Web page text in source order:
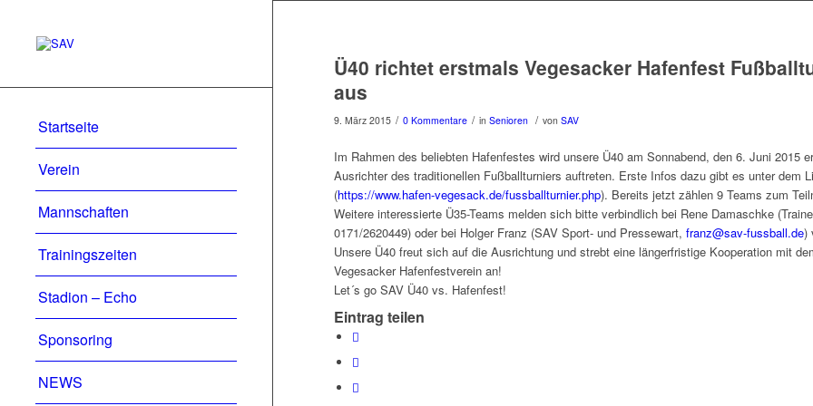
Startseite
Verein
Mannschaften
Trainingszeiten
Stadion – Echo
Sponsoring
NEWS
Ü40 richtet erstmals Vegesacker Hafenfest
aus
9. März 2015 / 0 Kommentare / in Senioren / von SAV
Im Rahmen des beliebten Hafenfestes wird unsere Ü40 am Sonnabend, den 6. Juni 2015
Ausrichter des traditionellen Fußballturniers auftreten. Erste Infos dazu gibt es unter dem
(https://www.hafen-vegesack.de/fussballturnier.php). Bereits jetzt zählen 9 Teams zum
Weitere interessierte Ü35-Teams melden sich bitte verbindlich bei Rene Damaschke
0171/2620449) oder bei Holger Franz (SAV Sport- und Pressewart, franz@sav-fussball.de)
Unsere Ü40 freut sich auf die Ausrichtung und strebt eine längerfristige Kooperation mit
Vegesacker Hafenfestverein an!
Let´s go SAV Ü40 vs. Hafenfest!
Eintrag teilen